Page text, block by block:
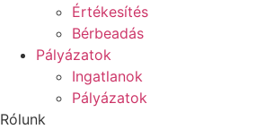
Értékesítés
Bérbeadás
Pályázatok
Ingatlanok
Pályázatok
Rólunk